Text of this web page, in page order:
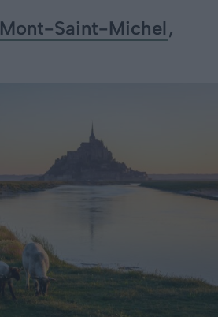
Mont-Saint-Michel ,